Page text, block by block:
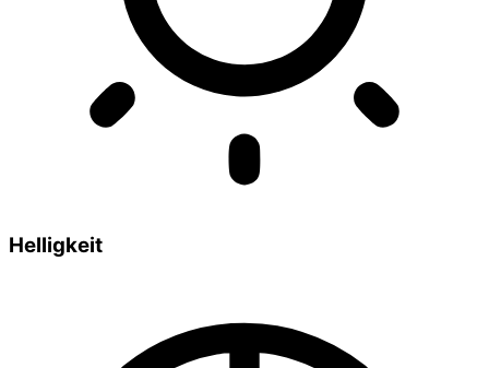
Helligkeit